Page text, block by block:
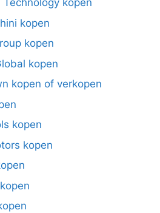
kopen
kopen
kopen
kopen
kopen of verkopen
kopen
kopen